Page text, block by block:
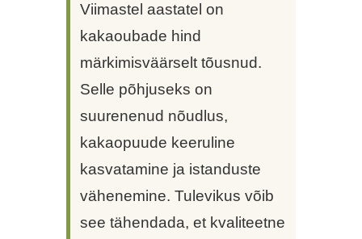
Viimastel aastatel on
kakaoubade hind
märkimisväärselt tõusnud.
Selle põhjuseks on
suurenenud nõudlus,
kakaopuude keeruline
kasvatamine ja istanduste
vähenemine. Tulevikus võib
see tähendada, et kvaliteetne